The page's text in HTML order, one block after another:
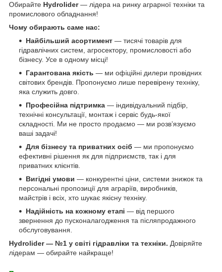
Обирайте Hydrolider— лідера на ринку аграрної техніки та
промислового обладнання!
Чому обирають саме нас:
Найбільший асортимент — тисячі товарів для
гідравлічних систем, агросектору, промисловості або
бізнесу. Усе в одному місці!
Гарантована якість — ми офіційні дилери провідних
світових брендів. Пропонуємо лише перевірену техніку,
яка служить довго.
Професійна підтримка — індивідуальний підбір,
технічні консультації, монтаж і сервіс будь-якої
складності. Ми не просто продаємо — ми розв’язуємо
ваші задачі!
Для бізнесу та приватних осіб — ми пропонуємо
ефективні рішення як для підприємств, так і для
приватних клієнтів.
Вигідні умови — конкурентні ціни, системи знижок та
персональні пропозиції для аграріїв, виробників,
майстрів і всіх, хто шукає якісну техніку.
Надійність на кожному етапі — від першого
звернення до пусконалагодження та післяпродажного
обслуговування.
Hydrolider — №1 у світі гідравліки та техніки. Довіряйте
лідерам — обирайте найкраще!